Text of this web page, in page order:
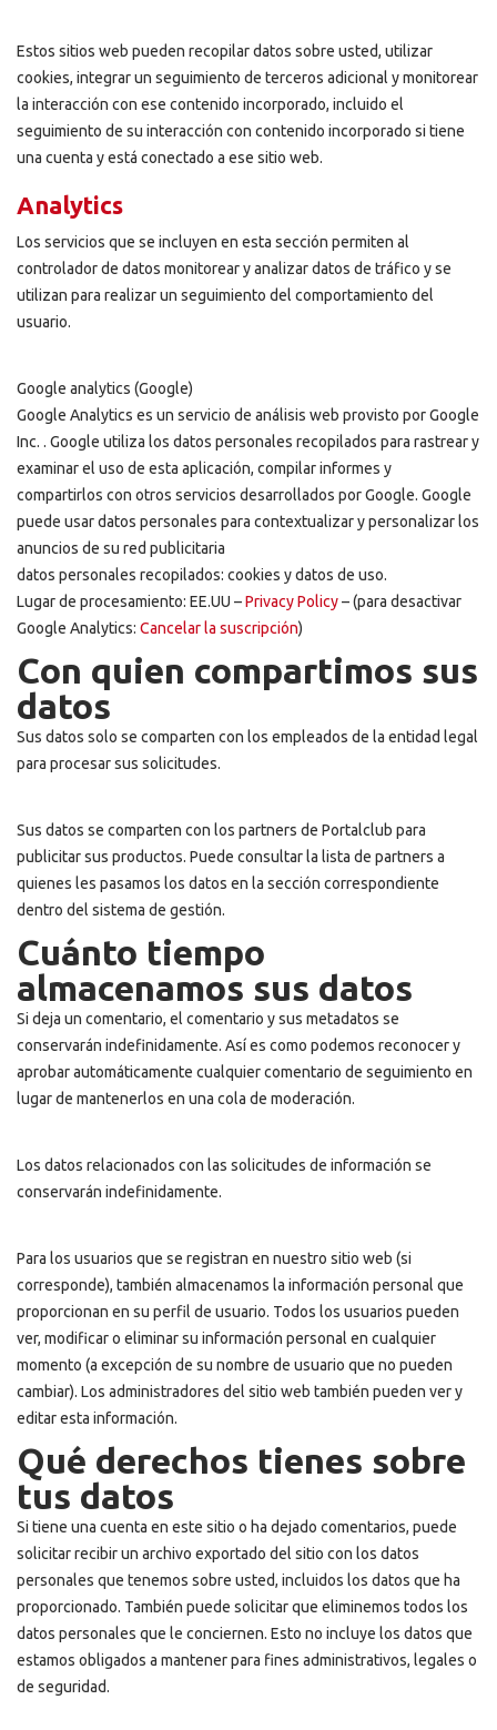
Estos sitios web pueden recopilar datos sobre usted, utilizar
cookies, integrar un seguimiento de terceros adicional y monitorear
la interacción con ese contenido incorporado, incluido el
seguimiento de su interacción con contenido incorporado si tiene
una cuenta y está conectado a ese sitio web.
Analytics
Los servicios que se incluyen en esta sección permiten al
controlador de datos monitorear y analizar datos de tráfico y se
utilizan para realizar un seguimiento del comportamiento del
usuario.
Google analytics (Google)
Google Analytics es un servicio de análisis web provisto por Google
Inc. . Google utiliza los datos personales recopilados para rastrear y
examinar el uso de esta aplicación, compilar informes y
compartirlos con otros servicios desarrollados por Google. Google
puede usar datos personales para contextualizar y personalizar los
anuncios de su red publicitaria
datos personales recopilados: cookies y datos de uso.
Lugar de procesamiento: EE.UU –Privacy Policy– (para desactivar
Google Analytics: Cancelar la suscripción)
Con quien compartimos sus
datos
Sus datos solo se comparten con los empleados de la entidad legal
para procesar sus solicitudes.
Sus datos se comparten con los partners de Portalclub para
publicitar sus productos. Puede consultar la lista de partners a
quienes les pasamos los datos en la sección correspondiente
dentro del sistema de gestión.
Cuánto tiempo
almacenamos sus datos
Si deja un comentario, el comentario y sus metadatos se
conservarán indefinidamente. Así es como podemos reconocer y
aprobar automáticamente cualquier comentario de seguimiento en
lugar de mantenerlos en una cola de moderación.
Los datos relacionados con las solicitudes de información se
conservarán indefinidamente.
Para los usuarios que se registran en nuestro sitio web (si
corresponde), también almacenamos la información personal que
proporcionan en su perfil de usuario. Todos los usuarios pueden
ver, modificar o eliminar su información personal en cualquier
momento (a excepción de su nombre de usuario que no pueden
cambiar). Los administradores del sitio web también pueden ver y
editar esta información.
Qué derechos tienes sobre
tus datos
Si tiene una cuenta en este sitio o ha dejado comentarios, puede
solicitar recibir un archivo exportado del sitio con los datos
personales que tenemos sobre usted, incluidos los datos que ha
proporcionado. También puede solicitar que eliminemos todos los
datos personales que le conciernen. Esto no incluye los datos que
estamos obligados a mantener para fines administrativos, legales o
de seguridad.